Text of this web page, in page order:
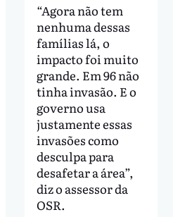
“Agora não tem
nenhuma dessas
famílias lá, o
impacto foi muito
grande. Em 96 não
tinha invasão. E o
governo usa
justamente essas
invasões como
desculpa para
desafetar a área”,
diz o assessor da
OSR.